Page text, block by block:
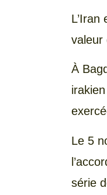
L’Iran
valeur
À
Le 5
série